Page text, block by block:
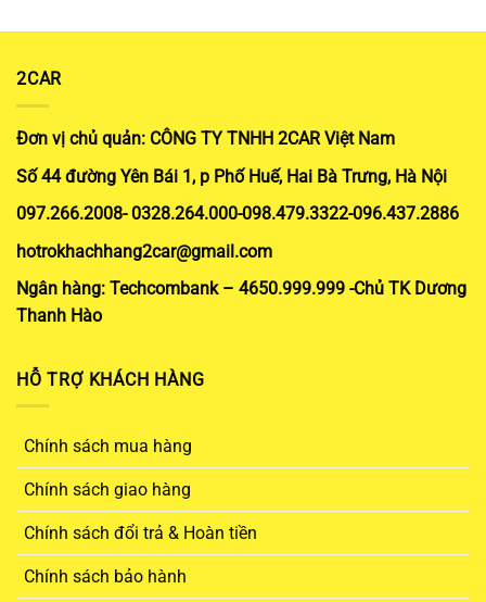
2CAR
Đơn vị chủ quản: CÔNG TY TNHH 2CAR Việt Nam
Số 44 đường Yên Bái 1, p Phố Huế, Hai Bà Trưng, Hà Nội
097.266.2008- 0328.264.000-098.479.3322-096.437.2886
hotrokhachhang2car@gmail.com
Ngân hàng: Techcombank – 4650.999.999 -Chủ TK Dương
Thanh Hào
HỖ TRỢ KHÁCH HÀNG
Chính sách mua hàng
Chính sách giao hàng
Chính sách đổi trả & Hoàn tiền
Chính sách bảo hành